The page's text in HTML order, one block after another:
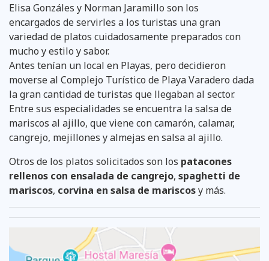
Elisa Gonzáles y Norman Jaramillo son los
encargados de servirles a los turistas una gran
variedad de platos cuidadosamente preparados con
mucho y estilo y sabor.
Antes tenían un local en Playas, pero decidieron
moverse al Complejo Turístico de Playa Varadero dada
la gran cantidad de turistas que llegaban al sector.
Entre sus especialidades se encuentra la salsa de
mariscos al ajillo, que viene con camarón, calamar,
cangrejo, mejillones y almejas en salsa al ajillo.
Otros de los platos solicitados son los patacones
rellenos con ensalada de cangrejo, spaghetti de
mariscos, corvina en salsa de mariscosy más.